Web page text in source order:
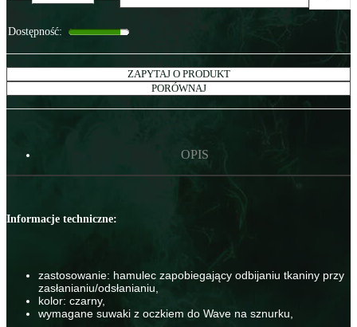
Dostępność:
ZAPYTAJ O PRODUKT
PORÓWNAJ
OPIS
Informacje techniczne:
zastosowanie: hamulec zapobiegający odbijaniu tkaniny przy
zasłanianiu/odsłanianiu,
kolor: czarny,
wymagane suwaki z oczkiem do Wave na sznurku,